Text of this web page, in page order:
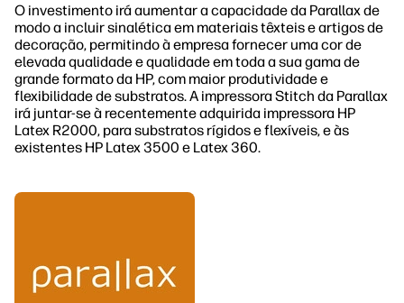
O investimento irá aumentar a capacidade da Parallax de
modo a incluir sinalética em materiais têxteis e artigos de
decoração, permitindo à empresa fornecer uma cor de
elevada qualidade e qualidade em toda a sua gama de
grande formato da HP, com maior produtividade e
flexibilidade de substratos. A impressora Stitch da Parallax
irá juntar-se à recentemente adquirida impressora HP
Latex R2000, para substratos rígidos e flexíveis, e às
existentes HP Latex 3500 e Latex 360.